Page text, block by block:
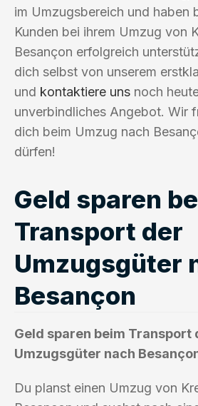
im Umzugsbereich und haben
Kunden bei ihrem Umzug von
Besançon erfolgreich
dich selbst von unserem
und kontaktiere uns noch
unverbindliches Angebot. Wir
dich beim Umzug nach
dürfen!
Geld sparen
Transport der
Umzugsgüter
Besançon
Geld sparen beim Transport
Umzugsgüter nach
Du planst einen Umzug von